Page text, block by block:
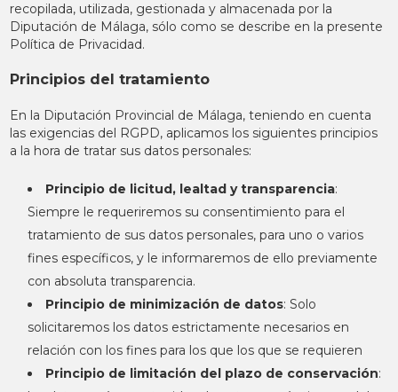
recopilada, utilizada, gestionada y almacenada por la
Diputación de Málaga, sólo como se describe en la presente
Política de Privacidad.
Principios del tratamiento
En la Diputación Provincial de Málaga, teniendo en cuenta
las exigencias del RGPD, aplicamos los siguientes principios
a la hora de tratar sus datos personales:
Principio de licitud, lealtad y transparencia:
Siempre le requeriremos su consentimiento para el
tratamiento de sus datos personales, para uno o varios
fines específicos, y le informaremos de ello previamente
con absoluta transparencia.
Principio de minimización de datos: Solo
solicitaremos los datos estrictamente necesarios en
relación con los fines para los que los que se requieren
Principio de limitación del plazo de conservación: